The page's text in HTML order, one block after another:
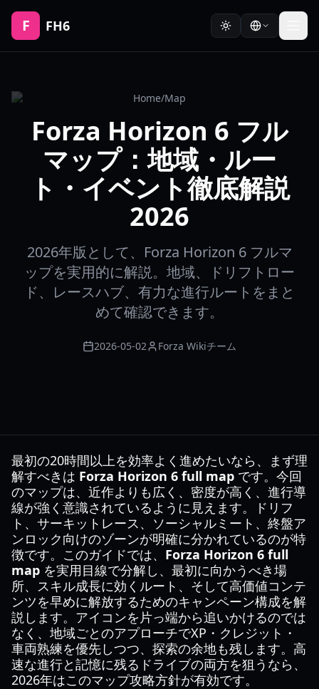
F FH6
Home/Map
Forza Horizon 6 フル
マップ：地域・ルー
ト・イベント徹底解説
2026
2026年版として、Forza Horizon 6 フルマ
ップを実用的に解説。地域、ドリフトロー
ド、レースハブ、有力な進行ルートをまと
めて確認できます。
2026-05-02 Forza Wikiチーム
最初の20時間以上を効率よく進めたいなら、まず理
解すべきは Forza Horizon 6 full map です。今回
のマップは、近作よりも広く、密度が高く、進行導
線が強く意識されているように見えます。ドリフ
ト、サーキットレース、ソーシャルミート、終盤ア
ンロック向けのゾーンが明確に分かれているのが特
徴です。このガイドでは、 Forza Horizon 6 full
map を実用目線で分解し、最初に向かうべき場
所、スキル成長に効くルート、そして高価値コンテ
ンツを早めに解放するためのキャンペーン構成を解
説します。アイコンを片っ端から追いかけるのでは
なく、地域ごとのアプローチでXP・クレジット・
車両熟練を優先しつつ、探索の余地も残します。高
速な進行と記憶に残るドライブの両方を狙うなら、
2026年はこのマップ攻略方針が有効です。